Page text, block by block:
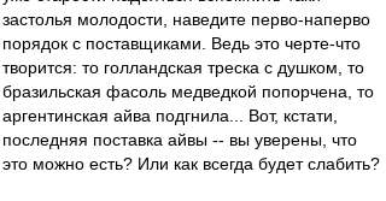
застолья молодости, наведите перво-наперво
порядок с поставщиками. Ведь это черте-что
творится: то голландская треска с душком, то
бразильская фасоль медведкой попорчена, то
аргентинская айва подгнила... Вот, кстати,
последняя поставка айвы -- вы уверены, что
это можно есть? Или как всегда будет слабить?